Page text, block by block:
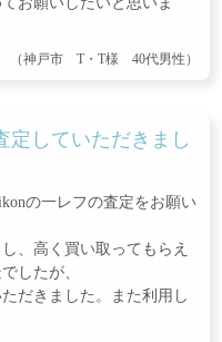
（神戸市 T・T様 40代男性）
定していただきまし
の一レフの査定をお願い
、高く買い取ってもらえ
したが、
だきました。また利用し